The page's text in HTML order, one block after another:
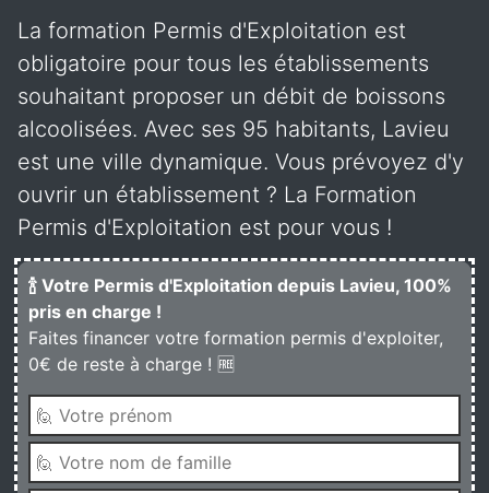
La formation Permis d'Exploitation est
obligatoire pour tous les établissements
souhaitant proposer un débit de boissons
alcoolisées. Avec ses 95 habitants, Lavieu
est une ville dynamique. Vous prévoyez d'y
ouvrir un établissement ? La Formation
Permis d'Exploitation est pour vous !
🍾 Votre Permis d'Exploitation depuis Lavieu, 100%
pris en charge !
Faites financer votre formation permis d'exploiter,
0€ de reste à charge ! 🆓